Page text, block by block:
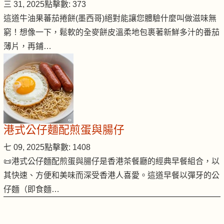
三 31, 2025點擊數: 373
這道牛油果蕃茄捲餅(墨西哥)絕對能讓您體驗什麼叫做滋味無
窮！想像一下，鬆軟的全麥餅皮溫柔地包裹著新鮮多汁的番茄
薄片，再鋪…
港式公仔麵配煎蛋與腸仔
七 09, 2025點擊數: 1408
📜港式公仔麵配煎蛋與腸仔是香港茶餐廳的經典早餐組合，以
其快速、方便和美味而深受香港人喜愛。這道早餐以彈牙的公
仔麵（即食麵…